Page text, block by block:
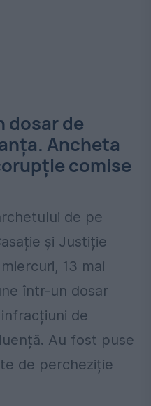
dosar de
Ancheta
comise
de pe
și Justiție
13 mai
într-un dosar
de
Au fost puse
de percheziție